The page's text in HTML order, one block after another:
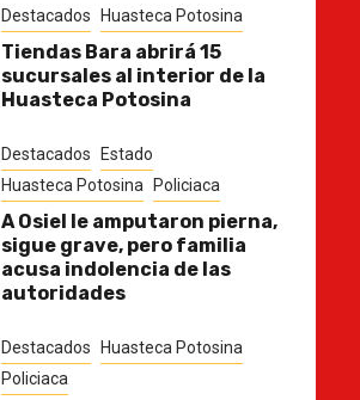
Destacados Huasteca Potosina
Tiendas Bara abrirá 15
sucursales al interior de la
Huasteca Potosina
Destacados
Estado
Huasteca Potosina
Policiaca
A Osiel le amputaron pierna,
sigue grave, pero familia
acusa indolencia de las
autoridades
Destacados
Huasteca Potosina
Policiaca